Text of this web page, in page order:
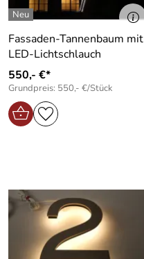
Fassaden-Tannenbaum mit
LED-Lichtschlauch
550,- €*
Grundpreis: 550,- €/Stück